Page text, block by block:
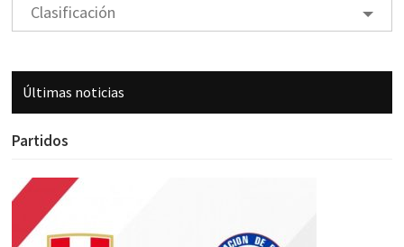
Clasificación
Últimas noticias
Partidos